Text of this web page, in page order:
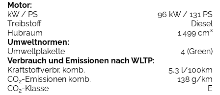
Motor:
kW / PS
96 kW / 131 PS
Treibstoff
Diesel
Hubraum
1.499 cm³
Umweltnormen:
Umweltplakette
4 (Green)
Verbrauch und Emissionen nach WLTP:
Kraftstoffverbr. komb.
5,3 l/100km
CO2-Emissionen komb.
138 g/km
CO2-Klasse
E